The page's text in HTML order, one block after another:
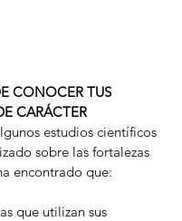
CONOCER TUS
CARÁCTER
estudios científicos
sobre las fortalezas
encontrado que:
que utilizan sus